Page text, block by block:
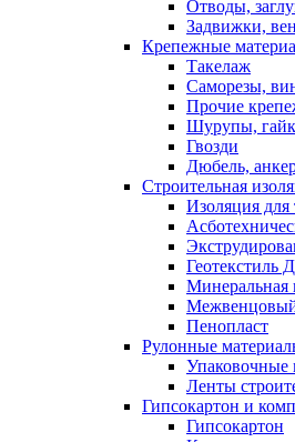
Отводы,
Задвижки,
Крепежные
Такелаж
Саморезы,
Прочие
Шурупы,
Гвозди
Дюбель,
Строительная
Изоляция для
Геотекстиль
Минеральная
Межвенцовый
Пенопласт
Рулонные
Упаковочные
Ленты
Гипсокартон и
Гипсокартон